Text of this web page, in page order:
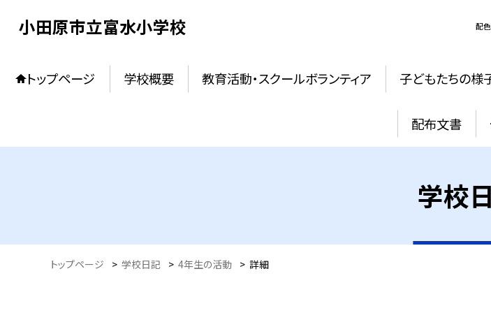
小田原市立富水小学校 配色
トップページ 学校概要 教育活動・スクールボランティア 子どもたちの様
配布文書
学校
トップページ > 学校日記 > 4年生の活動 > 詳細